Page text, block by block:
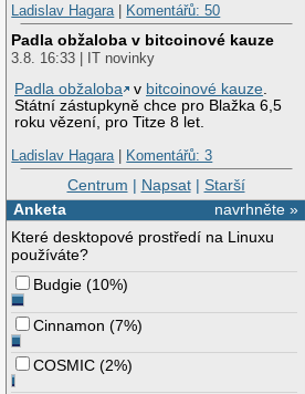
Ladislav Hagara| Komentářů: 50
Padla obžaloba v bitcoinové kauze
3.8. 16:33 | IT novinky
Padla obžaloba
v bitcoinové kauze.
Státní zástupkyně chce pro Blažka 6,5
roku vězení, pro Titze 8 let.
Ladislav Hagara| Komentářů: 3
Centrum | Napsat| Starší
navrhněte »
Anketa
Které desktopové prostředí na Linuxu
používáte?
Budgie (10%)
Cinnamon (7%)
COSMIC (2%)